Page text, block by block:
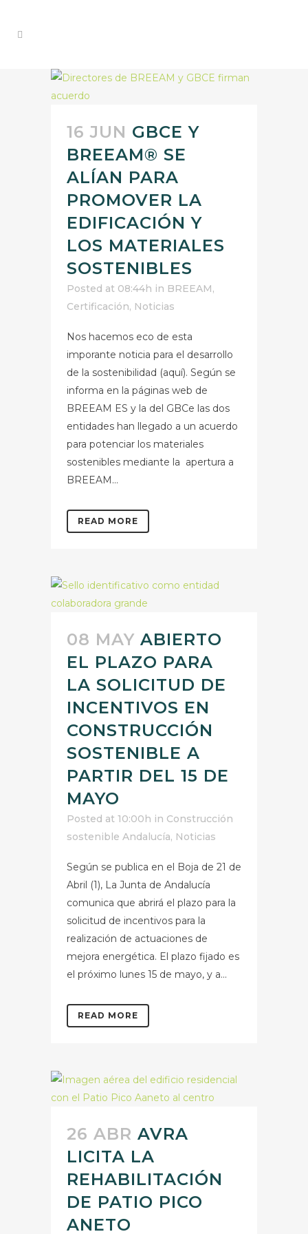
16 JUN GBCE Y
BREEAM® SE
ALÍAN PARA
PROMOVER LA
EDIFICACIÓN Y
LOS MATERIALES
SOSTENIBLES
Posted at 08:44h in BREEAM,
Certificación, Noticias
Nos hacemos eco de esta
imporante noticia para el desarrollo
de la sostenibilidad (aquí). Según se
informa en la páginas web de
BREEAM ES y la del GBCe las dos
entidades han llegado a un acuerdo
para potenciar los materiales
sostenibles mediante la apertura a
BREEAM...
READ MORE
08 MAY ABIERTO
EL PLAZO PARA
LA SOLICITUD DE
INCENTIVOS EN
CONSTRUCCIÓN
SOSTENIBLE A
PARTIR DEL 15 DE
MAYO
Posted at 10:00h in Construcción
sostenible Andalucía, Noticias
Según se publica en el Boja de 21 de
Abril (1), La Junta de Andalucía
comunica que abrirá el plazo para la
solicitud de incentivos para la
realización de actuaciones de
mejora energética. El plazo fijado es
el próximo lunes 15 de mayo, y a...
READ MORE
26 ABR AVRA
LICITA LA
REHABILITACIÓN
DE PATIO PICO
ANETO